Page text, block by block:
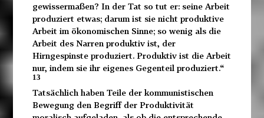
gewissermaßen? In der Tat so tut er: seine Arbeit
produziert etwas; darum ist sie nicht produktive
Arbeit im ökonomischen Sinne; so wenig als die
Arbeit des Narren produktiv ist, der
Hirngespinste produziert. Produktiv ist die Arbeit
nur, indem sie ihr eigenes Gegenteil produziert.“
13
Tatsächlich haben Teile der kommunistischen
Bewegung den Begriff der Produktivität